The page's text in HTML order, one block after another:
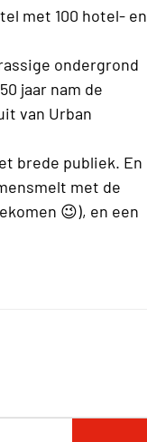
met 100 hotel- en
ondergrond
jaar nam de
van Urban
brede publiek. En
met de
😉), en een